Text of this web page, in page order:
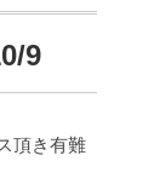
9
頂き有難